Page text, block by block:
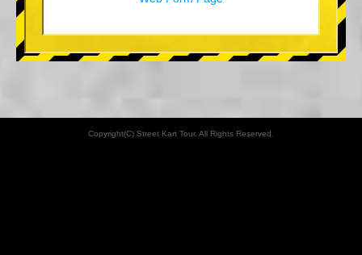
Copyright(C) Street Kart Tour. All Rights Reserved.